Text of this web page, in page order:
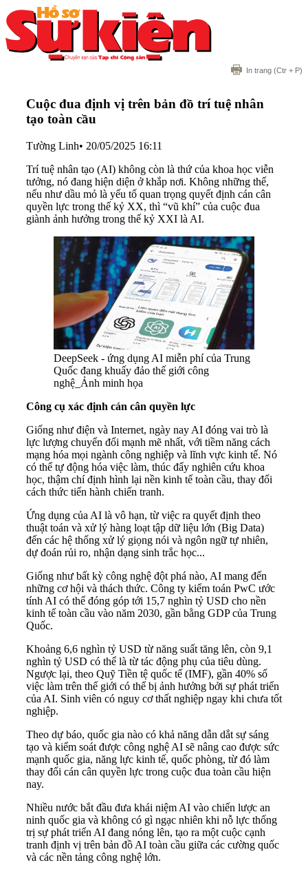
In trang (Ctr + P)
Cuộc đua định vị trên bản đồ trí tuệ nhân
tạo toàn cầu
Tường Linh• 20/05/2025 16:11
Trí tuệ nhân tạo (AI) không còn là thứ của khoa học viễn
tưởng, nó đang hiện diện ở khắp nơi. Không những thế,
nếu như dầu mỏ là yếu tố quan trọng quyết định cán cân
quyền lực trong thế kỷ XX, thì “vũ khí” của cuộc đua
giành ảnh hưởng trong thế kỷ XXI là AI.
DeepSeek - ứng dụng AI miễn phí của Trung
Quốc đang khuấy đảo thế giới công
nghệ_Ảnh minh họa
Công cụ xác định cán cân quyền lực
Giống như điện và Internet, ngày nay AI đóng vai trò là
lực lượng chuyển đổi mạnh mẽ nhất, với tiềm năng cách
mạng hóa mọi ngành công nghiệp và lĩnh vực kinh tế. Nó
có thể tự động hóa việc làm, thúc đẩy nghiên cứu khoa
học, thậm chí định hình lại nền kinh tế toàn cầu, thay đổi
cách thức tiến hành chiến tranh.
Ứng dụng của AI là vô hạn, từ việc ra quyết định theo
thuật toán và xử lý hàng loạt tập dữ liệu lớn (Big Data)
đến các hệ thống xử lý giọng nói và ngôn ngữ tự nhiên,
dự đoán rủi ro, nhận dạng sinh trắc học...
Giống như bất kỳ công nghệ đột phá nào, AI mang đến
những cơ hội và thách thức. Công ty kiểm toán PwC ước
tính AI có thể đóng góp tới 15,7 nghìn tỷ USD cho nền
kinh tế toàn cầu vào năm 2030, gần bằng GDP của Trung
Quốc.
Khoảng 6,6 nghìn tỷ USD từ năng suất tăng lên, còn 9,1
nghìn tỷ USD có thể là từ tác động phụ của tiêu dùng.
Ngược lại, theo Quỹ Tiền tệ quốc tế (IMF), gần 40% số
việc làm trên thế giới có thể bị ảnh hưởng bởi sự phát triển
của AI. Sinh viên có nguy cơ thất nghiệp ngay khi chưa tốt
nghiệp.
Theo dự báo, quốc gia nào có khả năng dẫn dắt sự sáng
tạo và kiểm soát được công nghệ AI sẽ nâng cao được sức
mạnh quốc gia, năng lực kinh tế, quốc phòng, từ đó làm
thay đổi cán cân quyền lực trong cuộc đua toàn cầu hiện
nay.
Nhiều nước bắt đầu đưa khái niệm AI vào chiến lược an
ninh quốc gia và không có gì ngạc nhiên khi nỗ lực thống
trị sự phát triển AI đang nóng lên, tạo ra một cuộc cạnh
tranh định vị trên bản đồ AI toàn cầu giữa các cường quốc
và các nền tảng công nghệ lớn.